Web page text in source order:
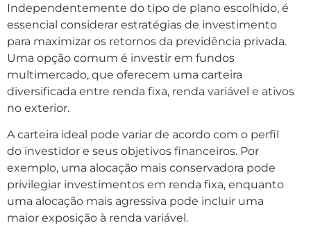
Independentemente do tipo de plano escolhido, é
essencial considerar estratégias de investimento
para maximizar os retornos da previdência privada.
Uma opção comum é investir em fundos
multimercado, que oferecem uma carteira
diversificada entre renda fixa, renda variável e ativos
no exterior.
A carteira ideal pode variar de acordo com o perfil
do investidor e seus objetivos financeiros. Por
exemplo, uma alocação mais conservadora pode
privilegiar investimentos em renda fixa, enquanto
uma alocação mais agressiva pode incluir uma
maior exposição à renda variável.